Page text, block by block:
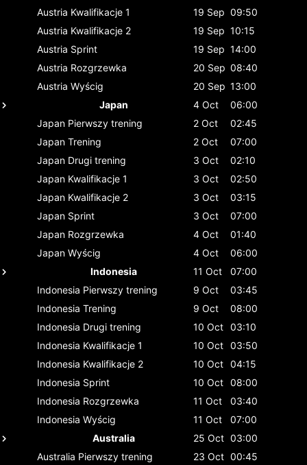
Austria Kwalifikacje 1 19 Sep 09:50
Austria Kwalifikacje 2 19 Sep 10:15
Austria Sprint 19 Sep 14:00
Austria Rozgrzewka 20 Sep 08:40
Austria Wyścig 20 Sep 13:00
Japan
4 Oct
06:00
Japan Pierwszy trening 2 Oct
02:45
Japan Trening 2 Oct
07:00
Japan Drugi trening 3 Oct
02:10
Japan Kwalifikacje 1 3 Oct
02:50
Japan Kwalifikacje 2 3 Oct
03:15
Japan Sprint 3 Oct
07:00
Japan Rozgrzewka 4 Oct
01:40
Japan Wyścig 4 Oct
06:00
Indonesia
11 Oct
07:00
Indonesia Pierwszy trening 9 Oct
03:45
Indonesia Trening 9 Oct
08:00
Indonesia Drugi trening 10 Oct 03:10
Indonesia Kwalifikacje 1 10 Oct 03:50
Indonesia Kwalifikacje 2 10 Oct 04:15
Indonesia Sprint 10 Oct 08:00
Indonesia Rozgrzewka 11 Oct
03:40
Indonesia Wyścig 11 Oct
07:00
Australia
25 Oct 03:00
Australia Pierwszy trening 23 Oct 00:45